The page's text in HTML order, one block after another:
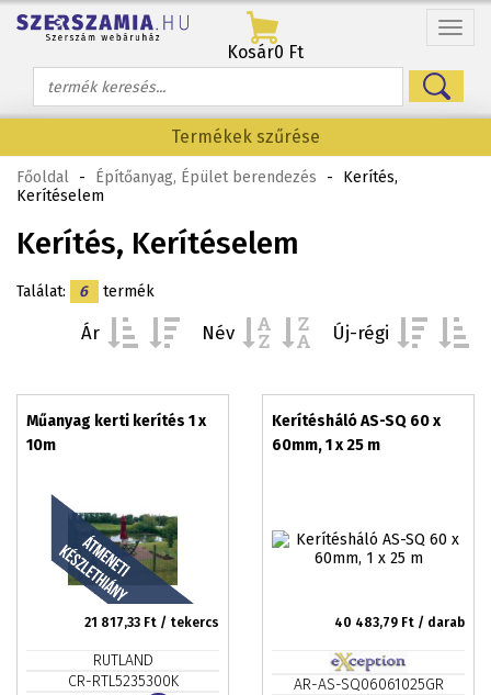
Menü
Kosár0 Ft
Termékek szűrése
Főoldal - Építőanyag, Épület berendezés -
Kerítés,
Kerítéselem
Kerítés, Kerítéselem
Találat: 6 termék
Ár Név Új-régi
Műanyag kerti kerítés 1 x
10m
21 817,33 Ft / tekercs
RUTLAND
CR-RTL5235300K
Kerítésháló AS-SQ 60 x
60mm, 1 x 25 m
40 483,79 Ft / darab
AR-AS-SQ06061025GR